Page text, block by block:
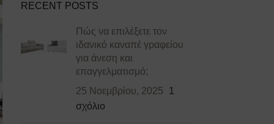
RECENT POSTS
Πώς να επιλέξετε τον
ιδανικό καναπέ γραφείου
για άνεση και
επαγγελματισμό;
25 Νοεμβρίου, 2025
1
σχόλιο